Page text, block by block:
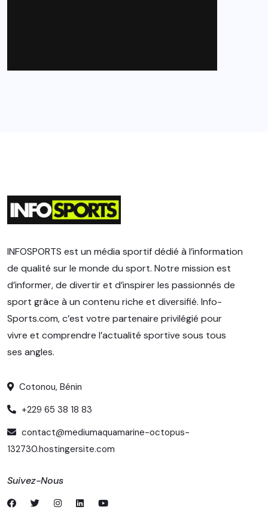
INFOSPORTS est un média sportif dédié à l’information
de qualité sur le monde du sport. Notre mission est
d’informer, de divertir et d’inspirer les passionnés de
sport grâce à un contenu riche et diversifié. Info-
Sports.com, c’est votre partenaire privilégié pour
vivre et comprendre l’actualité sportive sous tous
ses angles.
Cotonou, Bénin
+229 65 38 18 83
contact@mediumaquamarine-octopus-
132730.hostingersite.com
Suivez-Nous